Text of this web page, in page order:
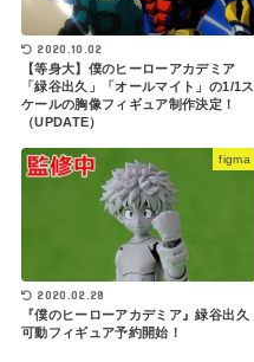
2020.10.02
【等身大】僕のヒーローアカデミア
「緑谷出久」「オールマイト」の1/1ス
ケールの胸像フィギュア制作決定！
（UPDATE）
figma
2020.02.28
『僕のヒーローアカデミア』緑谷出久
可動フィギュア予約開始！